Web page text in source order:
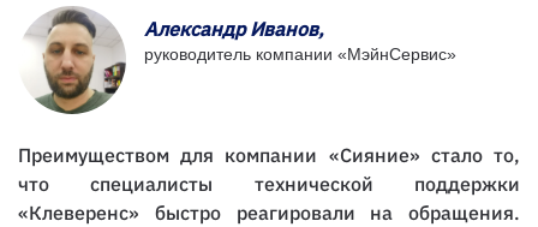
Александр Иванов,
руководитель компании «МэйнСервис»
Преимуществом для компании «Сияние» стало то,
что специалисты технической поддержки
«Клеверенс» быстро реагировали на обращения.